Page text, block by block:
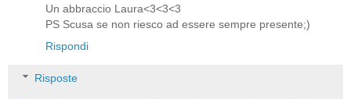
Un abbraccio Laura<3<3<3
PS Scusa se non riesco ad essere sempre presente;)
Rispondi
Risposte